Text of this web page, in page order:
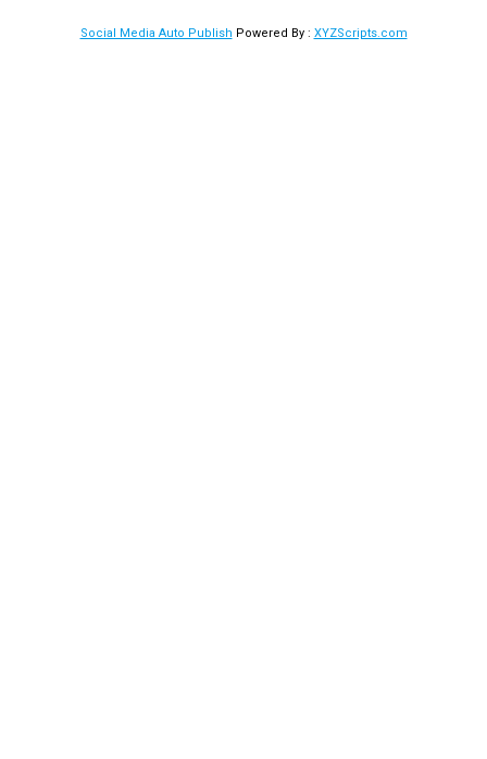
Social Media Auto Publish Powered By : XYZScripts.com